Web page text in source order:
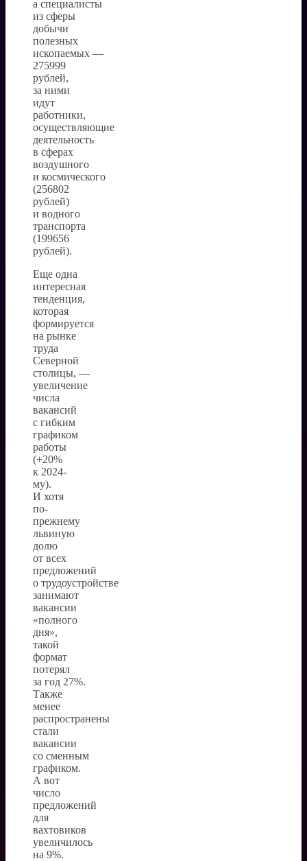
а специалисты
из сферы
добычи
полезных
ископаемых —
275999
рублей,
за ними
идут
работники,
осуществляющие
деятельность
в сферах
воздушного
и космического
(256802
рублей)
и водного
транспорта
(199656
рублей).
Еще одна
интересная
тенденция,
которая
формируется
на рынке
труда
Северной
столицы, —
увеличение
числа
вакансий
с гибким
графиком
работы
(+20%
к 2024-
му).
И хотя
по-
прежнему
львиную
долю
от всех
предложений
о трудоустройстве
занимают
вакансии
«полного
дня»,
такой
формат
потерял
за год 27%.
Также
менее
распространены
стали
вакансии
со сменным
графиком.
А вот
число
предложений
для
вахтовиков
увеличилось
на 9%.